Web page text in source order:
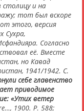
и на
тот был вскоре
этого, версия
Сухра,
Согласно
её. Вместе
но Кавад
1941/1942. С.
себе главенство
приводимое
«Утих ветер
1900. P. 588;